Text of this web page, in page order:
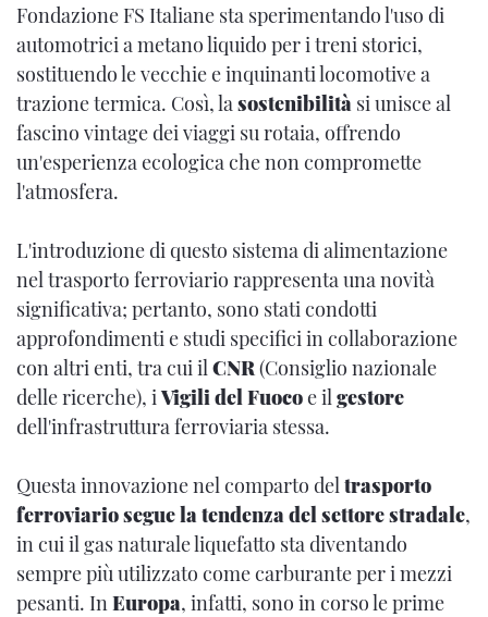
Fondazione FS Italiane sta sperimentando l'uso di
automotrici a metano liquido per i treni storici,
sostituendo le vecchie e inquinanti locomotive a
trazione termica. Così, la sostenibilità si unisce al
fascino vintage dei viaggi su rotaia, offrendo
un'esperienza ecologica che non compromette
l'atmosfera.
L'introduzione di questo sistema di alimentazione
nel trasporto ferroviario rappresenta una novità
significativa; pertanto, sono stati condotti
approfondimenti e studi specifici in collaborazione
con altri enti, tra cui il CNR (Consiglio nazionale
delle ricerche), iVigili del Fuocoe il gestore
dell'infrastruttura ferroviaria stessa.
Questa innovazione nel comparto del trasporto
ferroviario segue la tendenza del settore stradale,
in cui il gas naturale liquefatto sta diventando
sempre più utilizzato come carburante per i mezzi
pesanti. In Europa, infatti, sono in corso le prime